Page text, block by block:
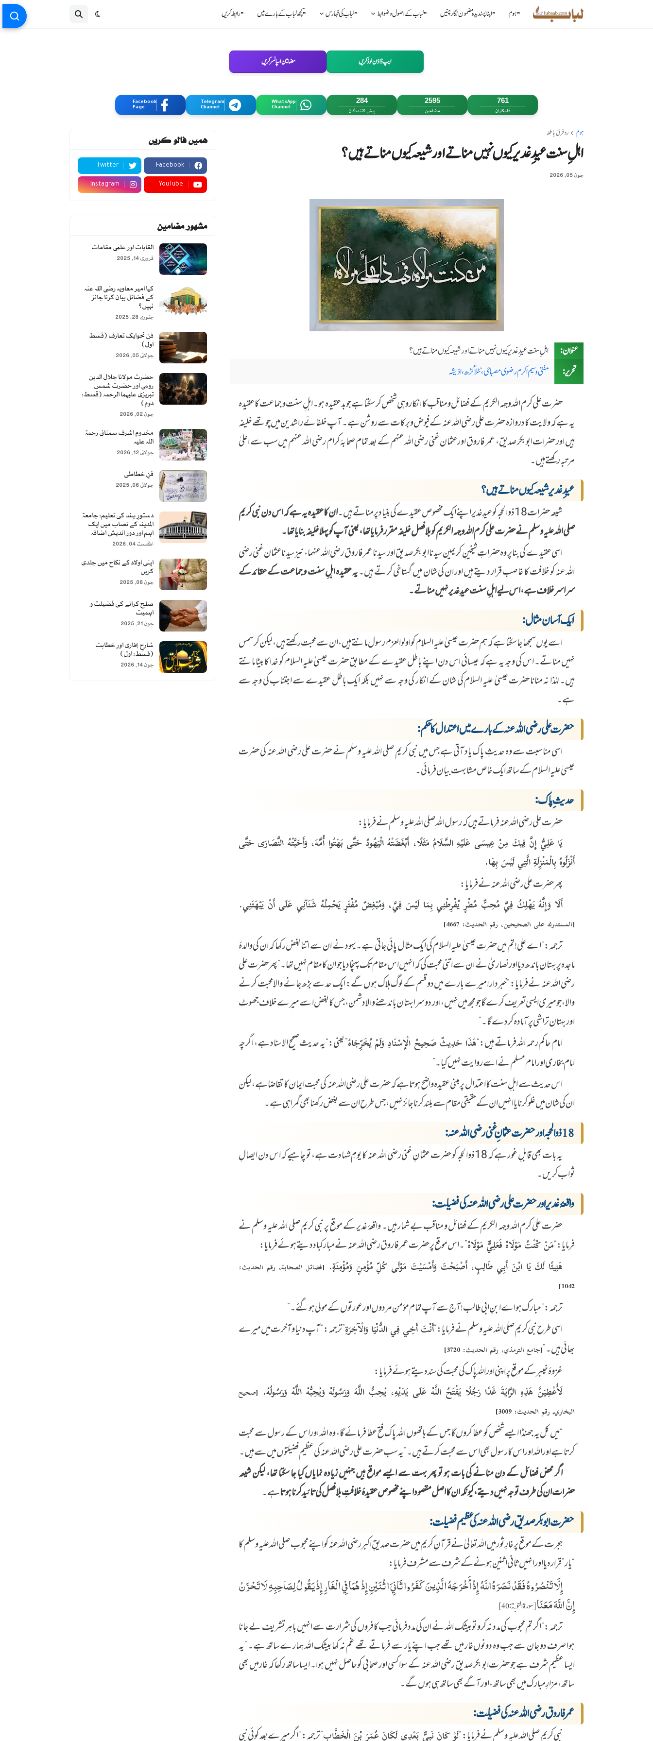
▫️ہوم ▫️ اپنا پسندیدہ مضمون نگار چنیں ▫️لباب کے اصول و ضوابط ▫️لباب کی فہارس ▫️ کچھ لباب کے بارے میں ▫️رابطہ کریں
ایپ ڈاؤن لوڈ کریں مضامین اسپانسر کریں
761
قلمکاران
2595
مضامین
284
پیش کنندگان
WhatsApp
Channel
Telegram
Channel
Facebook
Page
ہوم رد فرق باطلہ
اہلِ سنت عیدِ غدیر کیوں نہیں مناتے اور شیعہ کیوں مناتے ہیں؟
جون 05, 2026
عنوان:
اہلِ سنت عیدِ غدیر کیوں نہیں مناتے اور شیعہ کیوں مناتے ہیں؟
تحریر:
مفتی وسیم اکرم رضوی مصباحی، ٹٹلا گڑھ، اڈیشہ
حضرت علی کرم اللہ وجہہ الکریم کے فضائل و مناقب کا انکار وہی شخص کر سکتا ہے جو بدعقیدہ ہو۔ اہلِ سنت و جماعت کا عقیدہ
یہ ہے کہ ولایت کا دروازہ حضرت علی رضی اللہ عنہ کے فیوض و برکات سے روشن ہے۔ آپ خلفائے راشدین میں چوتھے خلیفہ
ہیں اور حضرات ابوبکر صدیق، عمر فاروق اور عثمان غنی رضی اللہ عنہم کے بعد تمام صحابۂ کرام رضی اللہ عنہم میں سب سے اعلیٰ
مرتبہ رکھتے ہیں۔
عیدِ غدیر شیعہ کیوں مناتے ہیں؟
شیعہ حضرات 18 ذوالحجہ کو عیدِ غدیر اپنے ایک مخصوص عقیدے کی بنیاد پر مناتے ہیں۔
ان کا عقیدہ یہ ہے کہ اس دن نبی کریم
صلی اللہ علیہ وسلم نے حضرت علی کرم اللہ وجہہ الکریم کو بلا فصل خلیفہ مقرر فرمایا تھا، یعنی آپ کو پہلا خلیفہ بنایا تھا۔
اسی عقیدے کی بنا پر وہ حضراتِ شیخینِ کریمین سیدنا ابوبکر صدیق اور سیدنا عمر فاروق رضی اللہ عنہما، نیز سیدنا عثمان غنی رضی
اللہ عنہ کو خلافت کا غاصب قرار دیتے ہیں اور ان کی شان میں گستاخی کرتے ہیں۔یہ عقیدہ اہلِ سنت و جماعت کے عقائد کے
سراسر خلاف ہے، اس لیے اہلِ سنت عیدِ غدیر نہیں مناتے۔
ایک آسان مثال:
اسے یوں سمجھا جا سکتا ہے کہ ہم حضرت عیسیٰ علیہ السلام کو اولو العزم رسول مانتے ہیں، ان سے محبت رکھتے ہیں، لیکن کرسمس
نہیں مناتے۔ اس کی وجہ یہ ہے کہ عیسائی اس دن اپنے باطل عقیدے کے مطابق حضرت عیسیٰ علیہ السلام کو خدا کا بیٹا مانتے
ہیں۔ لہٰذا نہ منانا حضرت عیسیٰ علیہ السلام کی شان کے انکار کی وجہ سے نہیں بلکہ ایک باطل عقیدے سے اجتناب کی وجہ سے
ہے۔
حضرت علی رضی اللہ عنہ کے بارے میں اعتدال کا حکم:
اسی مناسبت سے وہ حدیثِ پاک یاد آتی ہے جس میں نبی کریم صلی اللہ علیہ وسلم نے حضرت علی رضی اللہ عنہ کی حضرت
عیسیٰ علیہ السلام کے ساتھ ایک خاص مشابہت بیان فرمائی۔
حدیثِ پاک:
حضرت علی رضی اللہ عنہ فرماتے ہیں کہ رسول اللہ صلی اللہ علیہ وسلم نے فرمایا:
يَا عَلِيُّ إِنَّ فِيكَ مِنْ عِيسَى عَلَيْهِ السَّلَامُ مَثَلًا، أَبْغَضَتْهُ الْيَهُودُ حَتَّى بَهَتُوا أُمَّهَ، وَأَحَبَّتْهُ النَّصَارَى حَتَّى
أَنْزَلُوهُ بِالْمَنْزِلَةِ الَّتِي لَيْسَ بِهَا.
پھر حضرت علی رضی اللہ عنہ نے فرمایا:
أَلَا وَإِنَّهُ يَهْلِكُ فِيَّ مُحِبٌّ مُطْرٍ يُفْرِطُنِي بِمَا لَيْسَ فِيَّ، وَمُبْغِضٌ مُفْتَرٍ يَحْمِلُهُ شَنَآنِي عَلَى أَنْ يَبْهَتَنِي.
[المستدرك على الصحيحين، رقم الحديث: 4667]
ترجمہ: “اے علی! تم میں حضرت عیسیٰ علیہ السلام کی ایک مثال پائی جاتی ہے۔ یہود نے ان سے اتنا بغض رکھا کہ ان کی والدۂ
ماجدہ پر بہتان باندھ دیا اور نصاریٰ نے ان سے اتنی محبت کی کہ انہیں اس مقام تک پہنچا دیا جو ان کا مقام نہیں تھا۔” پھر حضرت علی
رضی اللہ عنہ نے فرمایا: “خبردار! میرے بارے میں دو قسم کے لوگ ہلاک ہوں گے: ایک حد سے بڑھ جانے والا محبت کرنے
والا، جو میری ایسی تعریف کرے گا جو مجھ میں نہیں، اور دوسرا بہتان باندھنے والا دشمن، جس کا بغض اسے میرے خلاف جھوٹ
اور بہتان تراشی پر آمادہ کر دے گا۔”
امام حاکم رحمہ اللہ فرماتے ہیں: “هَذَا حَدِيثٌ صَحِيحُ الْإِسْنَادِ وَلَمْ يُخَرِّجَاهُ” یعنی: “یہ حدیث صحیح الاسناد ہے، اگرچہ
امام بخاری اور امام مسلم نے اسے روایت نہیں کیا۔”
اس حدیث سے اہلِ سنت کا اعتدال پر مبنی عقیدہ واضح ہوتا ہے کہ حضرت علی رضی اللہ عنہ کی محبت ایمان کا تقاضا ہے، لیکن
ان کی شان میں غلو کرنا یا انہیں ان کے حقیقی مقام سے بلند کرنا جائز نہیں، جس طرح ان سے بغض رکھنا بھی گمراہی ہے۔
18 ذوالحجہ اور حضرت عثمانِ غنی رضی اللہ عنہ:
یہ بات بھی قابلِ غور ہے کہ 18 ذوالحجہ کو حضرت عثمانِ غنی رضی اللہ عنہ کا یومِ شہادت ہے، تو چاہیے کہ اس دن ایصالِ
ثواب کریں۔
واقعۂ غدیر اور حضرت علی رضی اللہ عنہ کی فضیلت:
حضرت علی کرم اللہ وجہہ الکریم کے فضائل و مناقب بے شمار ہیں۔ واقعۂ غدیر کے موقع پر نبی کریم صلی اللہ علیہ وسلم نے
فرمایا: “مَنْ كُنْتُ مَوْلَاهُ فَعَلِيٌّ مَوْلَاهُ”۔ اس موقع پر حضرت عمر فاروق رضی اللہ عنہ نے مبارکباد دیتے ہوئے فرمایا:
هَنِيئًا لَكَ يَا ابْنَ أَبِي طَالِبٍ، أَصْبَحْتَ وَأَمْسَيْتَ مَوْلَى كُلِّ مُؤْمِنٍ وَمُؤْمِنَةٍ. [فضائل الصحابة، رقم الحديث:
1042]
ترجمہ: “مبارک ہو اے ابنِ ابی طالب! آج سے آپ تمام مؤمن مردوں اور عورتوں کے مولیٰ ہو گئے۔”
اسی طرح نبی کریم صلی اللہ علیہ وسلم نے فرمایا: “أَنْتَ أَخِي فِي الدُّنْيَا وَالْآخِرَةِ” ترجمہ: “آپ دنیا و آخرت میں میرے
بھائی ہیں۔”[جامع الترمذي، رقم الحديث: 3720]
غزوۂ خیبر کے موقع پر اپنی اور اللہ پاک کی محبت کی سند دیتے ہوئے فرمایا:
لَأُعْطِيَنَّ هَذِهِ الرَّايَةَ غَدًا رَجُلًا يَفْتَحُ اللَّهُ عَلَى يَدَيْهِ، يُحِبُّ اللَّهَ وَرَسُولَهُ وَيُحِبُّهُ اللَّهُ وَرَسُولُهُ. [صحيح
البخاري, رقم الحديث: 3009]
“میں کل یہ جھنڈا ایسے شخص کو عطا کروں گا جس کے ہاتھوں اللہ پاک فتح عطا فرمائے گا، وہ اللہ اور اس کے رسول سے محبت
کرتا ہے اور اللہ اور اس کا رسول بھی اس سے محبت کرتے ہیں۔” یہ سب حضرت علی رضی اللہ عنہ کی عظیم فضیلتوں میں سے ہیں۔
اگر محض فضائل کے دن منانے کی بات ہو تو پھر بہت سے ایسے مواقع ہیں جنہیں زیادہ نمایاں کیا جا سکتا تھا، لیکن شیعہ
حضرات ان کی طرف توجہ نہیں دیتے، کیونکہ ان کا اصل مقصود اپنے مخصوص عقیدۂ خلافتِ بلافصل کی تائید کرنا ہوتاہے۔
حضرت ابوبکر صدیق رضی اللہ عنہ کی عظیم فضیلت:
ہجرت کے موقع پر غارِ ثور میں اللہ تعالیٰ نے قرآنِ کریم میں حضرت صدیقِ اکبر رضی اللہ عنہ کو اپنے محبوب صلی اللہ علیہ وسلم کا
“یار” قرار دیا اور انہیں ثانی اثنین ہونے کے شرف سے مشرف فرمایا:
إِلَّا تَنْصُرُوهُ فَقَدْ نَصَرَهُ اللَّهُ إِذْ أَخْرَجَهُ الَّذِينَ كَفَرُوا ثَانِيَ اثْنَيْنِ إِذْ هُمَا فِي الْغَارِ إِذْ يَقُولُ لِصَاحِبِهِ لَا تَحْزَنْ
إِنَّ اللَّهَ مَعَنَا[سورۃ التوبة: 40]
ترجمہ: “اگر تم محبوب کی مدد نہ کرو تو بیشک اللہ نے ان کی مدد فرمائی جب کافروں کی شرارت سے انہیں باہر تشریف لے جانا
ہوا صرف دو جان سے جب وہ دونوں غار میں تھے جب اپنے یار سے فرماتے تھے غم نہ کھا بیشک اللہ ہمارے ساتھ ہے۔” یہ
ایسا عظیم شرف ہے جو حضرت ابوبکر صدیق رضی اللہ عنہ کے سوا کسی اور صحابی کو حاصل نہیں ہوا۔ ایسا ساتھ رکھا کہ غار میں بھی
ساتھ، مزارِ مبارک میں بھی ساتھ، اور آگے بھی ساتھ ہی ہوں گے۔
عمر فاروق رضی اللہ عنہ کی فضیلت:
نبی کریم صلی اللہ علیہ وسلم نے فرمایا: “لَوْ كَانَ نَبِيٌّ بَعْدِي لَكَانَ عُمَرَ بْنَ الْخَطَّابِ” ترجمہ: “اگر میرے بعد کوئی نبی
ہمیں فالو کریں
Facebook
Twitter
YouTube
Instagram
مشہور مضامین
القابات اور علمی مقامات
فروری 14, 2025
کیا امیر معاویہ رضی اللہ عنہ
کے فضائل بیان کرنا جائز
نہیں؟
جنوری 28, 2025
فن نحوایک تعارف (قسط
اول)
جولائی 05, 2026
حضرت مولانا جلال الدین
رومی اور حضرت شمس
تبریزی علیہما الرحمہ (قسط:
دوم)
جون 02, 2026
مخدومِ اشرف سمنانی رحمۃ
اللہ علیہ
جولائی 12, 2026
فنِ خطاطی
جولائی 06, 2025
دستورِ ہند کی تعلیم: جامعۃ
المدینہ کے نصاب میں ایک
اہم اور دور اندیش اضافہ
اگست 04, 2026
اپنی اولاد کے نکاح میں جلدی
کریں
جون 08, 2025
صلح کرانے کی فضیلت و
اہمیت
جون 21, 2025
شارحِ بخاری اور خطابت
(قسط: اول)
جون 14, 2026